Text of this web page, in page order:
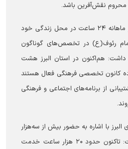
محروم نقش‌آفرین باشد.
وی با بیان اینکه هر خادمیار ماهانه ۲۴ ساعت در محل زندگی خود
رئوف(ع) در تخصص‌های گوناگون
هم‌اکنون در استان البرز هشت
کانون تخصصی فرهنگی فعال هستند
از برنامه‌های اجتماعی و فرهنگی
با اشاره به حضور بیش از سه‌هزار
خادمیار فعال در استان گفت: تاکنون حدود ۲۰ هزار ساعت خدمت